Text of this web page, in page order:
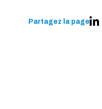
Partagez la page